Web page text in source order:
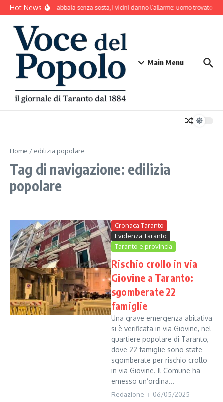
Salta al contenuto
Hot NewsIl cane abbaia senza sosta, i vicini danno l’allarme: uomo trovato
Main Menu
Home / edilizia popolare
Tag di navigazione: edilizia
popolare
Cronaca Taranto
Evidenza Taranto
Taranto e provincia
Rischio crollo in via
Giovine a Taranto:
sgomberate 22
famiglie
Una grave emergenza abitativa
si è verificata in via Giovine, nel
quartiere popolare di Taranto,
dove 22 famiglie sono state
sgomberate per rischio crollo
in via Giovine. Il Comune ha
emesso un’ordina...
Redazione 06/05/2025